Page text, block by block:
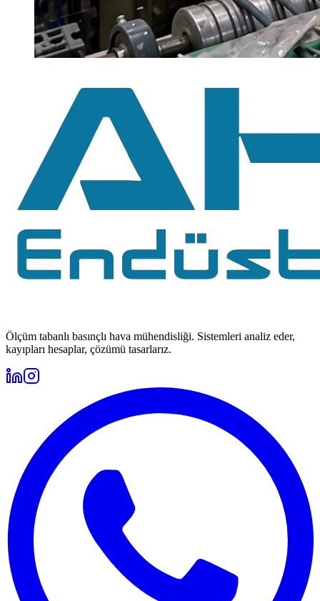
Ölçüm tabanlı basınçlı hava mühendisliği. Sistemleri analiz eder,
kayıpları hesaplar, çözümü tasarlarız.